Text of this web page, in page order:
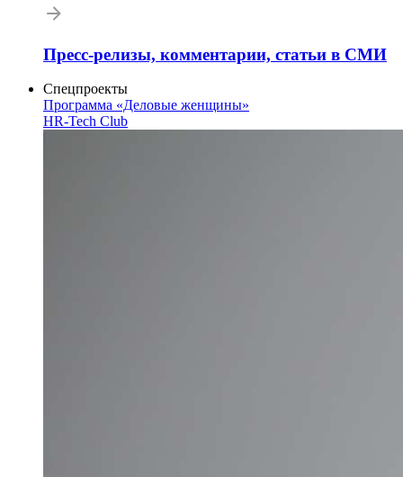
Пресс-релизы, комментарии, статьи в СМИ
Спецпроекты
Программа «Деловые женщины»
HR-Tech Club